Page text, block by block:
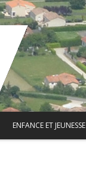
ENFANCE ET JEUNESSE